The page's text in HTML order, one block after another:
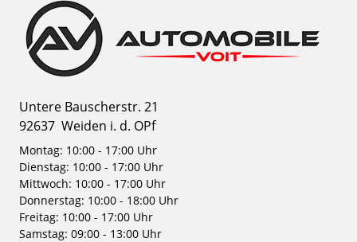
Untere Bauscherstr. 21
92637 Weiden i. d. OPf
Montag: 10:00 - 17:00 Uhr
Dienstag: 10:00 - 17:00 Uhr
Mittwoch: 10:00 - 17:00 Uhr
Donnerstag: 10:00 - 18:00 Uhr
Freitag: 10:00 - 17:00 Uhr
Samstag: 09:00 - 13:00 Uhr